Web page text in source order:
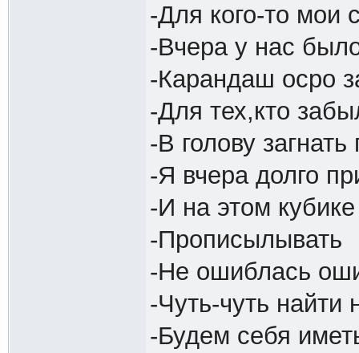
-Для кого-то мои
-Вчера у нас
-Карандаш осро
-Для тех,кто
-В голову загнать
-Я вчера долго
-И на этом
-Прописылывать
-Не ошиблась
-Чуть-чуть найти
-Будем себя